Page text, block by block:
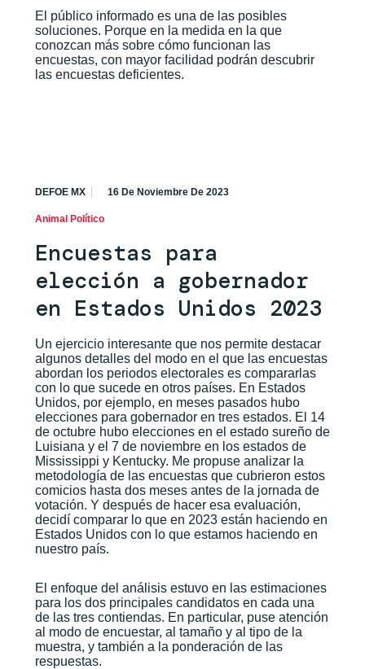
El público informado es una de las posibles
soluciones. Porque en la medida en la que
conozcan más sobre cómo funcionan las
encuestas, con mayor facilidad podrán descubrir
las encuestas deficientes.
DEFOE MX 16 De Noviembre De 2023
Animal Político
Encuestas para
elección a gobernador
en Estados Unidos 2023
Un ejercicio interesante que nos permite destacar
algunos detalles del modo en el que las encuestas
abordan los periodos electorales es compararlas
con lo que sucede en otros países. En Estados
Unidos, por ejemplo, en meses pasados hubo
elecciones para gobernador en tres estados. El 14
de octubre hubo elecciones en el estado sureño de
Luisiana y el 7 de noviembre en los estados de
Mississippi y Kentucky. Me propuse analizar la
metodología de las encuestas que cubrieron estos
comicios hasta dos meses antes de la jornada de
votación. Y después de hacer esa evaluación,
decidí comparar lo que en 2023 están haciendo en
Estados Unidos con lo que estamos haciendo en
nuestro país.
El enfoque del análisis estuvo en las estimaciones
para los dos principales candidatos en cada una
de las tres contiendas. En particular, puse atención
al modo de encuestar, al tamaño y al tipo de la
muestra, y también a la ponderación de las
respuestas.